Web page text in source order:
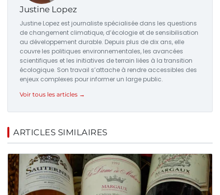
Justine Lopez
Justine Lopez est journaliste spécialisée dans les questions
de changement climatique, d’écologie et de sensibilisation
au développement durable. Depuis plus de dix ans, elle
couvre les politiques environnementales, les avancées
scientifiques et les initiatives de terrain liées à la transition
écologique. Son travail s’attache à rendre accessibles des
enjeux complexes pour informer un large public.
Voir tous les articles →
ARTICLES SIMILAIRES